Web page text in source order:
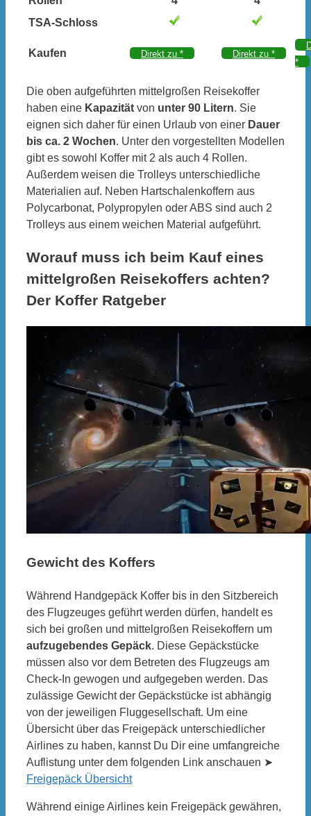
TSA-Schloss
Kaufen Direkt zu * Direkt zu *
*
Die oben aufgeführten mittelgroßen Reisekoffer
haben eine Kapazität von unter 90 Litern. Sie
eignen sich daher für einen Urlaub von einer Dauer
bis ca. 2 Wochen. Unter den vorgestellten Modellen
gibt es sowohl Koffer mit 2 als auch 4 Rollen.
Außerdem weisen die Trolleys unterschiedliche
Materialien auf. Neben Hartschalenkoffern aus
Polycarbonat, Polypropylen oder ABS sind auch 2
Trolleys aus einem weichen Material aufgeführt.
Worauf muss ich beim Kauf eines
mittelgroßen Reisekoffers achten?
Der Koffer Ratgeber
Gewicht des Koffers
Während Handgepäck Koffer bis in den Sitzbereich
des Flugzeuges geführt werden dürfen, handelt es
sich bei großen und mittelgroßen Reisekoffern um
aufzugebendes Gepäck. Diese Gepäckstücke
müssen also vor dem Betreten des Flugzeugs am
Check-In gewogen und aufgegeben werden. Das
zulässige Gewicht der Gepäckstücke ist abhängig
von der jeweiligen Fluggesellschaft. Um eine
Übersicht über das Freigepäck unterschiedlicher
Airlines zu haben, kannst Du Dir eine umfangreiche
Auflistung unter dem folgenden Link anschauen ➤
Freigepäck Übersicht
Während einige Airlines kein Freigepäck gewähren,